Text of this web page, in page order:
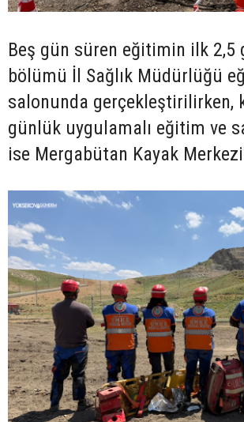
Beş gün süren eğitimin ilk
bölümü İl Sağlık Müdürlüğü
salonunda gerçekleştirilirken,
günlük uygulamalı eğitim ve
ise Mergabütan Kayak